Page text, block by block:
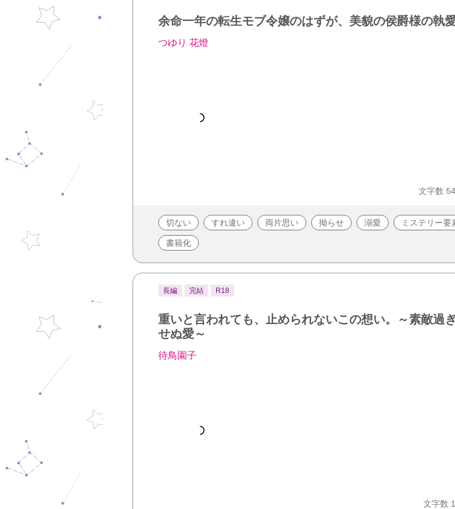
余命一年の転生モブ令嬢のはずが、美貌の侯爵様の執
つゆり 花燈
文字数
切ない すれ違い 両片思い 拗らせ 溺愛 ミステリー要
書籍化
長編 完結 R18
重いと言われても、止められないこの想い。～素敵過
せぬ愛～
待鳥園子
文字数